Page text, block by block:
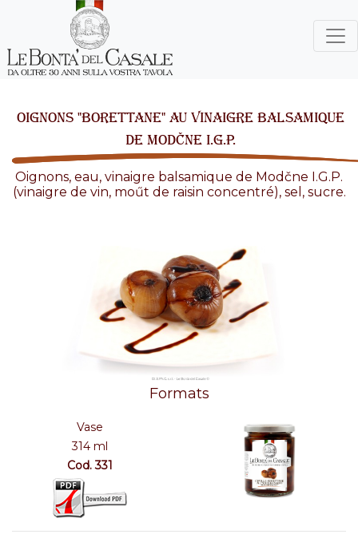
OIGNONS "BORETTANE" AU VINAIGRE BALSAMIQUE
DE MODČNE I.G.P.
Oignons, eau, vinaigre balsamique de Modčne I.G.P.
(vinaigre de vin, moűt de raisin concentré), sel, sucre.
Formats
Vase
314 ml
Cod. 331